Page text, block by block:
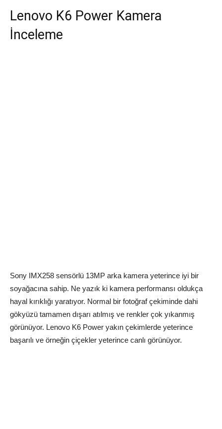
Lenovo K6 Power Kamera
İnceleme
Sony IMX258 sensörlü 13MP arka kamera yeterince iyi bir
soyağacına sahip. Ne yazık ki kamera performansı oldukça
hayal kırıklığı yaratıyor. Normal bir fotoğraf çekiminde dahi
gökyüzü tamamen dışarı atılmış ve renkler çok yıkanmış
görünüyor. Lenovo K6 Power yakın çekimlerde yeterince
başarılı ve örneğin çiçekler yeterince canlı görünüyor.